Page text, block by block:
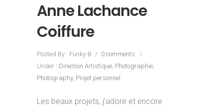
Anne Lachance
Coiffure
Posted By : Funky-B / 0 comments
/
Under : Direction Artistique, Photographie,
Photography, Projet personnel
Les beaux projets, j’adore et encore